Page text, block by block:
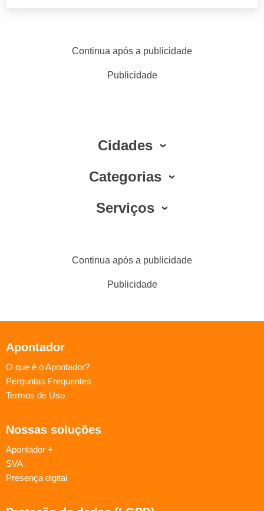
Continua após a publicidade
Publicidade
Cidades
Categorias
Serviços
Continua após a publicidade
Publicidade
Apontador
O que é o Apontador?
Perguntas Frequentes
Termos de Uso
Nossas soluções
Apontador +
SVA
Presença digital